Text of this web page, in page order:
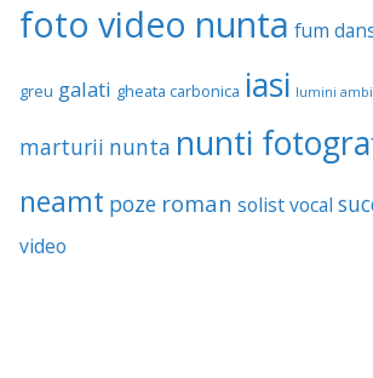
foto video nunta fum
greu galati gheata carbonica iasi lumini
marturii nunta nunti
neamt poze roman solist vocal
video